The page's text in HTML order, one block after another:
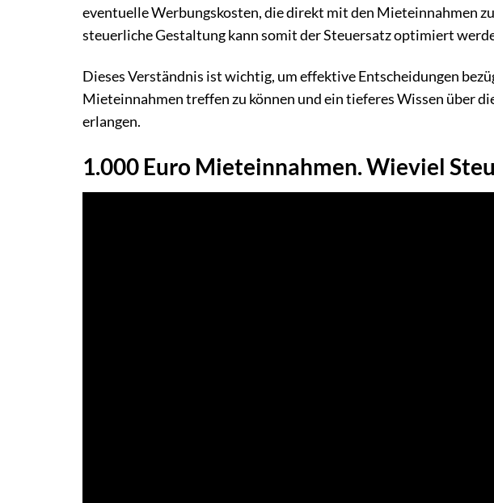
eventuelle Werbungskosten, die direkt mit den Mieteinnahmen
steuerliche Gestaltung kann somit der Steuersatz optimiert
Dieses Verständnis ist wichtig, um effektive Entscheidungen
Mieteinnahmen treffen zu können und ein tieferes Wissen über
erlangen.
1.000 Euro Mieteinnahmen. Wieviel